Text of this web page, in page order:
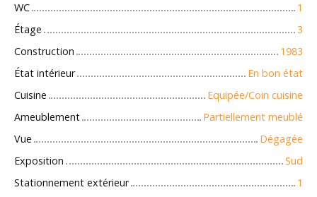
WC
1
Étage
3
Construction
1983
État intérieur
En bon état
Cuisine
Equipée/Coin cuisine
Ameublement
Partiellement meublé
Vue
Dégagée
Exposition
Sud
Stationnement extérieur
1